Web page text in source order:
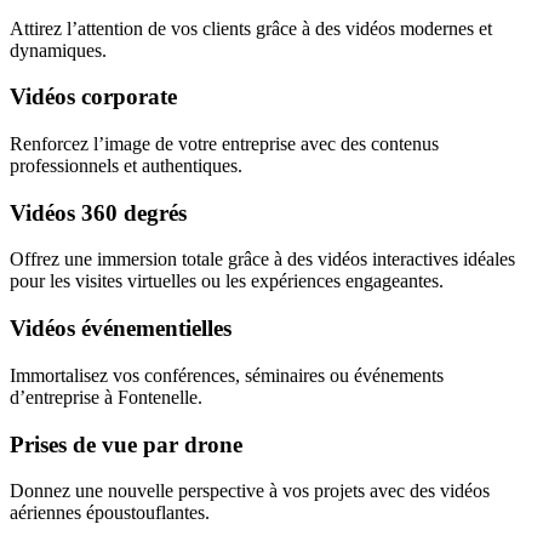
Attirez l’attention de vos clients grâce à des vidéos modernes et
dynamiques.
Vidéos corporate
Renforcez l’image de votre entreprise avec des contenus
professionnels et authentiques.
Vidéos 360 degrés
Offrez une immersion totale grâce à des vidéos interactives idéales
pour les visites virtuelles ou les expériences engageantes.
Vidéos événementielles
Immortalisez vos conférences, séminaires ou événements
d’entreprise à Fontenelle.
Prises de vue par drone
Donnez une nouvelle perspective à vos projets avec des vidéos
aériennes époustouflantes.